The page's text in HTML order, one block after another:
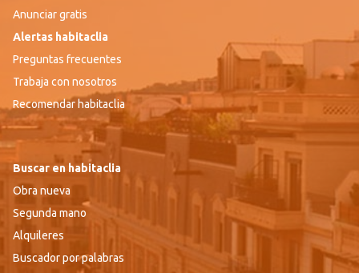
Anunciar gratis
Alertas habitaclia
Preguntas frecuentes
Trabaja con nosotros
Recomendar habitaclia
Buscar en habitaclia
Obra nueva
Segunda mano
Alquileres
Buscador por palabras